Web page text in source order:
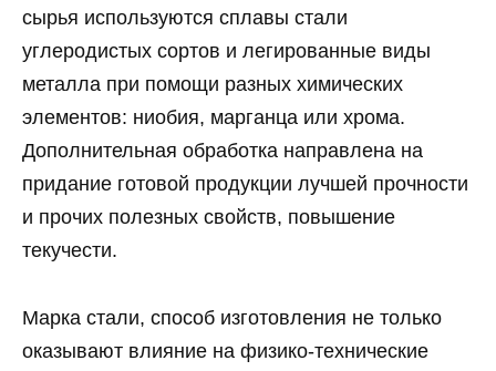
сырья используются сплавы стали
углеродистых сортов и легированные виды
металла при помощи разных химических
элементов: ниобия, марганца или хрома.
Дополнительная обработка направлена на
придание готовой продукции лучшей прочности
и прочих полезных свойств, повышение
текучести.
Марка стали, способ изготовления не только
оказывают влияние на физико-технические